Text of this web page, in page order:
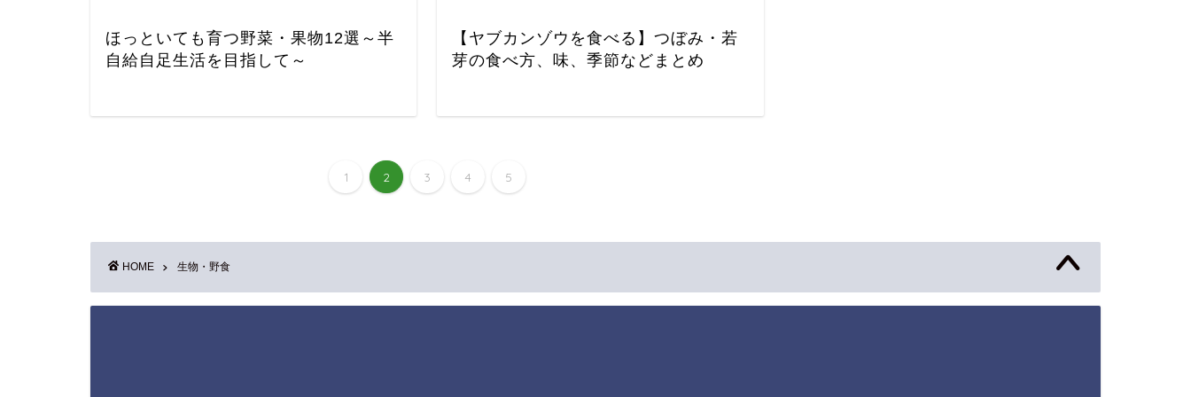
ほっといても育つ野菜・果物12選～半
自給自足生活を目指して～
【ヤブカンゾウを食べる】つぼみ・若
芽の食べ方、味、季節などまとめ
1 2 3 4 5
HOME 生物・野食